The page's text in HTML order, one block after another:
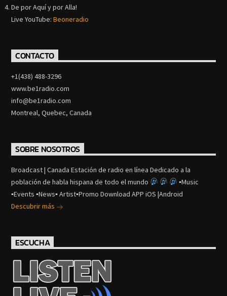
De por Aquí y por Alla!
Live YouTube:Beoneradio
CONTACTO
+1(438) 488-3296
www.be1radio.com
info@be1radio.com
Montreal, Quebec, Canada
SOBRE NOSOTROS
Broadcast | Canada Estación de radio en línea Dedicado a la
población de habla hispana de todo el mundo
▪Music
▪Events ▪News▪ Artist▪Promo Download APP iOS |Android
Descubrir más
ESCUCHA